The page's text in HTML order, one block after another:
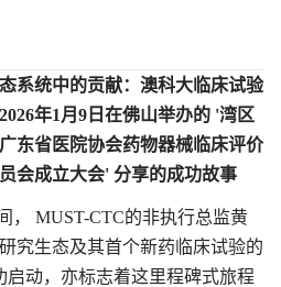
系统中的贡献：澳科大临床试验
年1月9日在佛山举办的 '湾区
东省医院协会药物器械临床评价
会成立大会' 分享的成功故事
， MUST-CTC的非执行总监黄
究生态及其首个新药临床试验的
启动，亦标志着这里程碑式旅程